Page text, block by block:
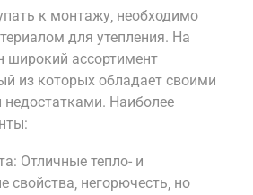
к монтажу‚ необходимо
для утепления. На
широкий ассортимент
из которых обладает своими
Наиболее
Отличные тепло- и
свойства‚ негорючесть‚ но